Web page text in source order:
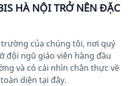
HÀ NỘI TRỞ NÊN ĐẶC
của chúng tôi, nơi quý
đội ngũ giáo viên hàng đầu
và có cái nhìn chân thực về
diện tại đây.